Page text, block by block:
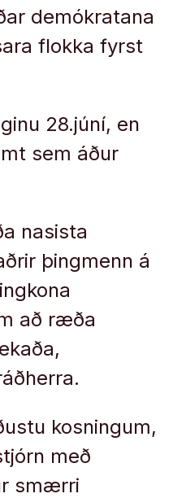
demókratana
flokka fyrst
28.júní, en
sem áður
nasista
þingmenn á
að ræða
kosningum,
með
smærri